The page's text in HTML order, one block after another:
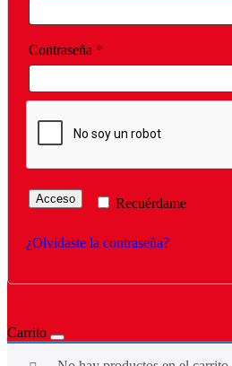
Contraseña *
Recuérdame
Acceso
¿Olvidaste la contraseña?
Carrito